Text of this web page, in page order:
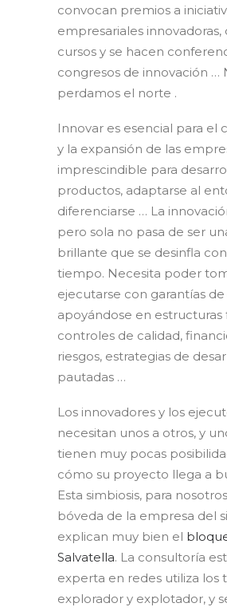
convocan premios a
empresariales innovadoras,
cursos y se hacen
congresos de innovación …
perdamos el norte .
Innovar es esencial para el
y la expansión de las
imprescindible para
productos, adaptarse al
diferenciarse … La
pero sola no pasa de ser
brillante que se desinfla
tiempo. Necesita poder
ejecutarse con garantías de
apoyándose en estructuras
controles de calidad,
riesgos, estrategias de
pautadas …
Los innovadores y los
necesitan unos a otros, y
tienen muy pocas
cómo su proyecto llega a
Esta simbiosis, para
bóveda de la empresa del
explican muy bien el
Salvatella. La consultoría
experta en redes utiliza los
explorador y explotador, y